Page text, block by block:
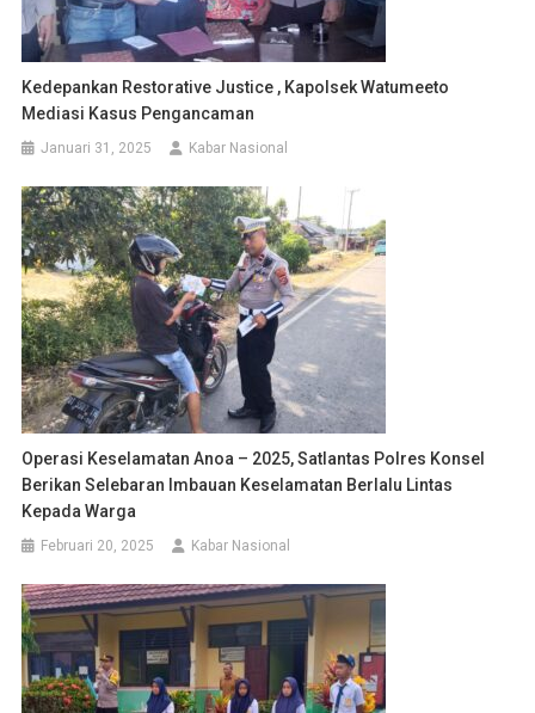
Kedepankan Restorative Justice , Kapolsek Watumeeto
Mediasi Kasus Pengancaman
Januari 31, 2025 Kabar Nasional
Operasi Keselamatan Anoa – 2025, Satlantas Polres Konsel
Berikan Selebaran Imbauan Keselamatan Berlalu Lintas
Kepada Warga
Februari 20, 2025 Kabar Nasional